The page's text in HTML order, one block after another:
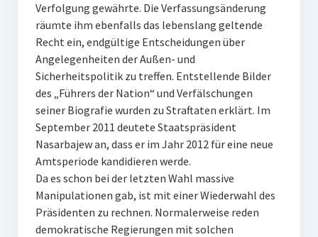
Verfolgung gewährte. Die Verfassungsänderung
räumte ihm ebenfalls das lebenslang geltende
Recht ein, endgültige Entscheidungen über
Angelegenheiten der Außen- und
Sicherheitspolitik zu treffen. Entstellende Bilder
des „Führers der Nation“ und Verfälschungen
seiner Biografie wurden zu Straftaten erklärt. Im
September 2011 deutete Staatspräsident
Nasarbajew an, dass er im Jahr 2012 für eine neue
Amtsperiode kandidieren werde.
Da es schon bei der letzten Wahl massive
Manipulationen gab, ist mit einer Wiederwahl des
Präsidenten zu rechnen. Normalerweise reden
demokratische Regierungen mit solchen